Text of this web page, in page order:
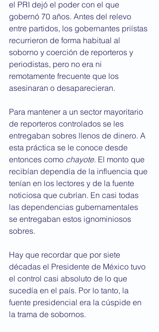
el PRI dejó el poder con el que
gobernó 70 años. Antes del relevo
entre partidos, los gobernantes priístas
recurrieron de forma habitual al
soborno y coerción de reporteros y
periodistas, pero no era ni
remotamente frecuente que los
asesinaran o desaparecieran.
Para mantener a un sector mayoritario
de reporteros controlados se les
entregaban sobres llenos de dinero. A
esta práctica se le conoce desde
entonces como chayote. El monto que
recibían dependía de la influencia que
tenían en los lectores y de la fuente
noticiosa que cubrían. En casi todas
las dependencias gubernamentales
se entregaban estos ignominiosos
sobres.
Hay que recordar que por siete
décadas el Presidente de México tuvo
el control casi absoluto de lo que
sucedía en el país. Por lo tanto, la
fuente presidencial era la cúspide en
la trama de sobornos.